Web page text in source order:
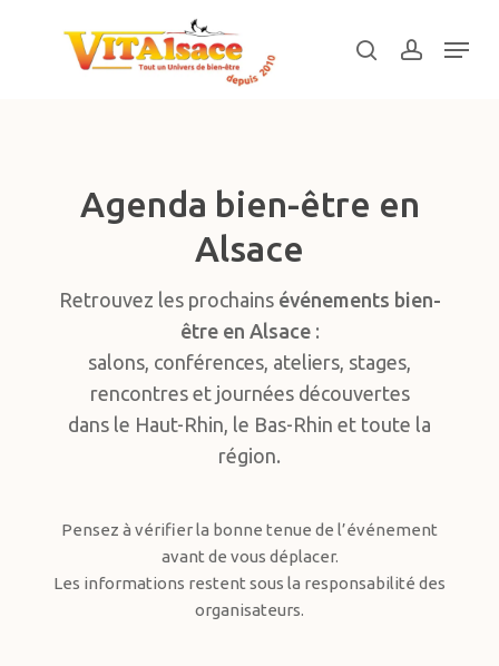
searchaccount
Menu
Agenda bien-être en
Alsace
Retrouvez les prochains événements bien-
être en Alsace:
salons, conférences, ateliers, stages,
rencontres et journées découvertes
dans le Haut-Rhin, le Bas-Rhin et toute la
région.
Pensez à vérifier la bonne tenue de l’événement
avant de vous déplacer.
Les informations restent sous la responsabilité des
organisateurs.